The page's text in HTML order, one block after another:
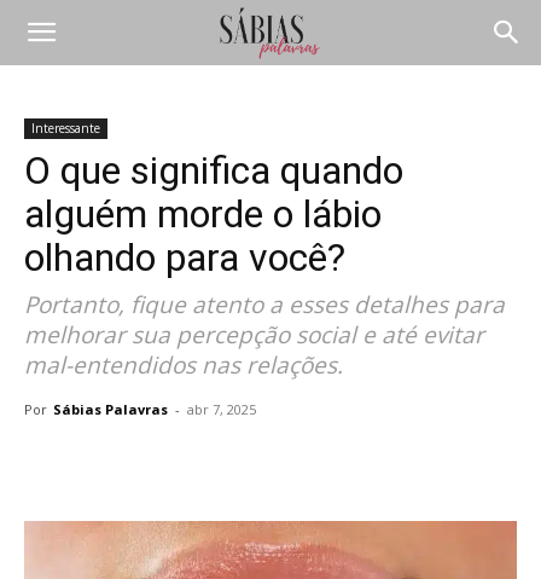
Interessante
O que significa quando
alguém morde o lábio
olhando para você?
Portanto, fique atento a esses detalhes para
melhorar sua percepção social e até evitar
mal-entendidos nas relações.
Por Sábias Palavras - abr 7, 2025